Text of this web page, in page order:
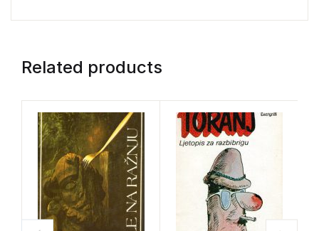
Related products